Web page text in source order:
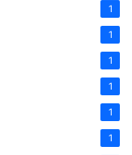
1
1
1
1
1
1